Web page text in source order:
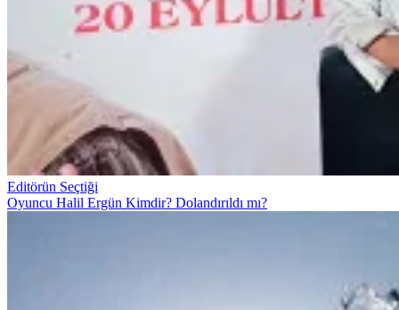
Editörün Seçtiği
Oyuncu Halil Ergün Kimdir? Dolandırıldı mı?